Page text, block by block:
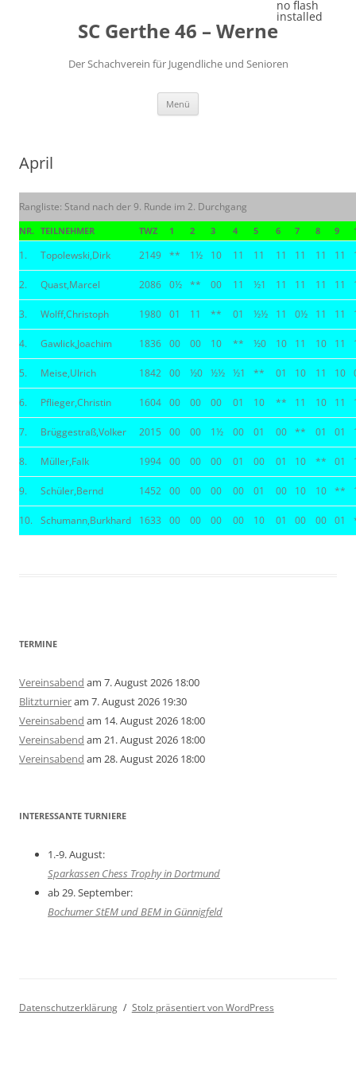
SC Gerthe 46 – Werne
Der Schachverein für Jugendliche und Senioren
Menü
April
Rangliste: Stand nach der 9. Runde im 2. Durchgang
NR. TEILNEHMER TWZ 1 2 3 4 5 6 7 8 9
1. Topolewski,Dirk 2149 ** 1½ 10 11 11 11 11 11 11
2. Quast,Marcel 2086 0½ ** 00 11 ½1 11 11 11 11
3. Wolff,Christoph 1980 01 11 ** 01 ½½ 11 0½ 11 11
4. Gawlick,Joachim 1836 00 00 10 ** ½0 10 11 10 11
5. Meise,Ulrich 1842 00 ½0 ½½ ½1 ** 01 10 11 10
6. Pflieger,Christin 1604 00 00 00 01 10 ** 11 10 11
7. Brüggestraß,Volker 2015 00 00 1½ 00 01 00 ** 01 01
8. Müller,Falk 1994 00 00 00 01 00 01 10 ** 01
9. Schüler,Bernd 1452 00 00 00 00 01 00 10 10 **
10. Schumann,Burkhard 1633 00 00 00 00 10 01 00 00 01
TERMINE
Vereinsabend am 7. August 2026 18:00
Blitzturnieram 7. August 2026 19:30
Vereinsabend am 14. August 2026 18:00
Vereinsabend am 21. August 2026 18:00
Vereinsabend am 28. August 2026 18:00
INTERESSANTE TURNIERE
1.-9. August:
Sparkassen Chess Trophy in Dortmund
ab 29. September:
Bochumer StEM und BEM in Günnigfeld
Datenschutzerklärung Stolz präsentiert von WordPress
no flash
installed